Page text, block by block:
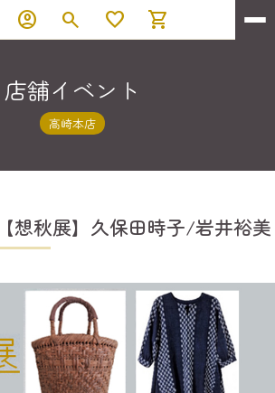
account_circle search favorite shopping_cart
店舗イベント
高崎本店
想秋展】久保田時子/岩井裕美